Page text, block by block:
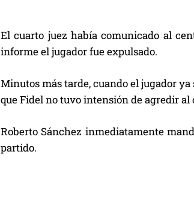
El cuarto juez había comunicado al
informe el jugador fue expulsado.
Minutos más tarde, cuando el jugador
que Fidel no tuvo intensión de agredir al
Roberto Sánchez inmediatamente
partido.